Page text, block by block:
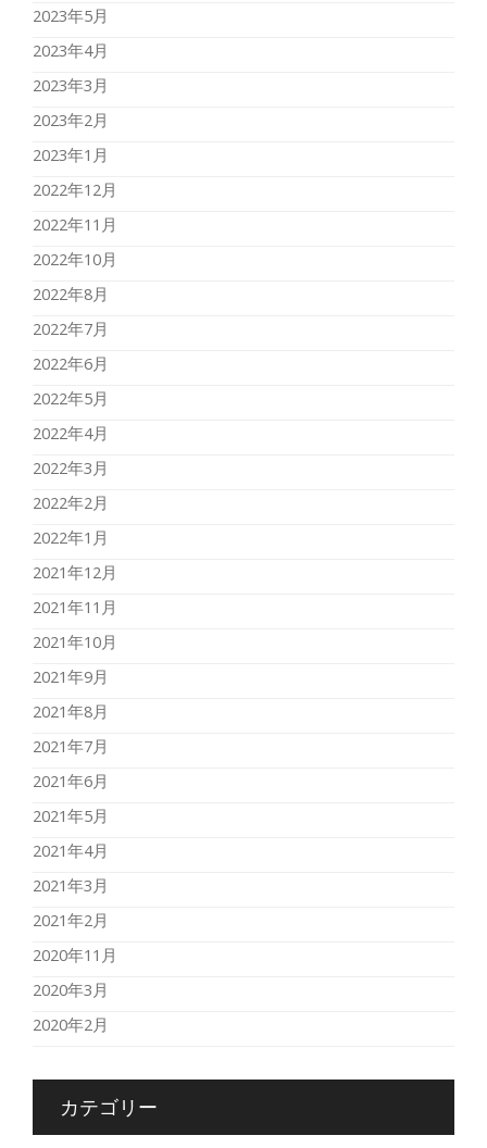
2023年5月
2023年4月
2023年3月
2023年2月
2023年1月
2022年12月
2022年11月
2022年10月
2022年8月
2022年7月
2022年6月
2022年5月
2022年4月
2022年3月
2022年2月
2022年1月
2021年12月
2021年11月
2021年10月
2021年9月
2021年8月
2021年7月
2021年6月
2021年5月
2021年4月
2021年3月
2021年2月
2020年11月
2020年3月
2020年2月
カテゴリー